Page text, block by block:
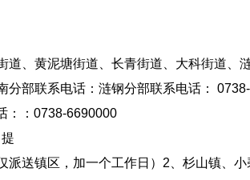
道、黄泥塘街道、长青街道、大科街道、
分部联系电话：涟钢分部联系电话：
：：0738-6690000
派送镇区，加一个工作日）2、杉山镇、